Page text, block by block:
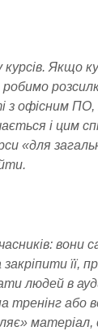
Якщо
з офісним
і цим
«для
людей в
або